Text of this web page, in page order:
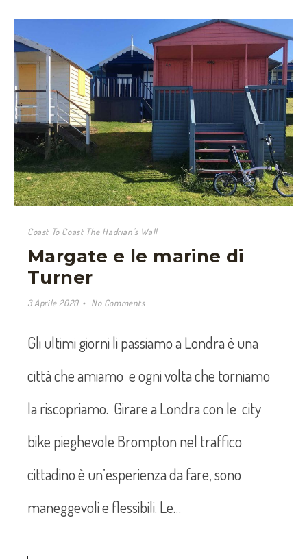
Coast To Coast The Hadrian's Wall
Margate e le marine di
Turner
3 Aprile 2020 No Comments
Gli ultimi giorni li passiamo a Londra è una
città che amiamo e ogni volta che torniamo
la riscopriamo. Girare a Londra con le city
bike pieghevole Brompton nel traffico
cittadino è un’esperienza da fare, sono
maneggevoli e flessibili. Le…